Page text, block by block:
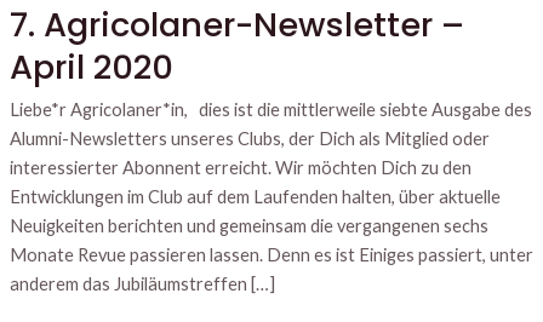
7. Agricolaner-Newsletter –
April 2020
Liebe*r Agricolaner*in, dies ist die mittlerweile siebte Ausgabe des
Alumni-Newsletters unseres Clubs, der Dich als Mitglied oder
interessierter Abonnent erreicht. Wir möchten Dich zu den
Entwicklungen im Club auf dem Laufenden halten, über aktuelle
Neuigkeiten berichten und gemeinsam die vergangenen sechs
Monate Revue passieren lassen. Denn es ist Einiges passiert, unter
anderem das Jubiläumstreffen […]
7.
Agricolaner-
Newsletter
–
April
2020